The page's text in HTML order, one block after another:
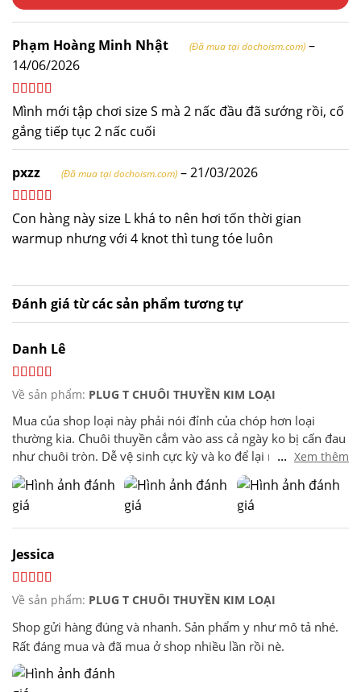
Phạm Hoàng Minh Nhật (Đã mua tại dochoism.com) –
14/06/2026
Được xếp
hạng 5 5 sao
Mình mới tập chơi size S mà 2 nấc đầu đã sướng rồi, cố
gắng tiếp tục 2 nấc cuối
pxzz (Đã mua tại dochoism.com) –21/03/2026
Được xếp
5 sao
Con hàng này size L khá to nên hơi tốn thời gian
warmup nhưng với 4 knot thì tung tóe luôn
Đánh giá từ các sản phẩm tương tự
Danh Lê
Về sản phẩm: PLUG T CHUÔI THUYỀN KIM LOẠI
Mua của shop loại này phải nói đỉnh của chóp hơn loại
thường kia. Chuôi thuyền cắm vào ass cả ngày ko bị cấn đau
như chuôi tròn. Dễ vệ sinh cực kỳ và ko để lại mùi. Đút vào
rút ra phê vì nó có từng nấc.
... Xem thêm
Jessica
Về sản phẩm: PLUG T CHUÔI THUYỀN KIM LOẠI
Shop gửi hàng đúng và nhanh. Sản phẩm y như mô tả nhé.
Rất đáng mua và đã mua ở shop nhiều lần rồi nè.